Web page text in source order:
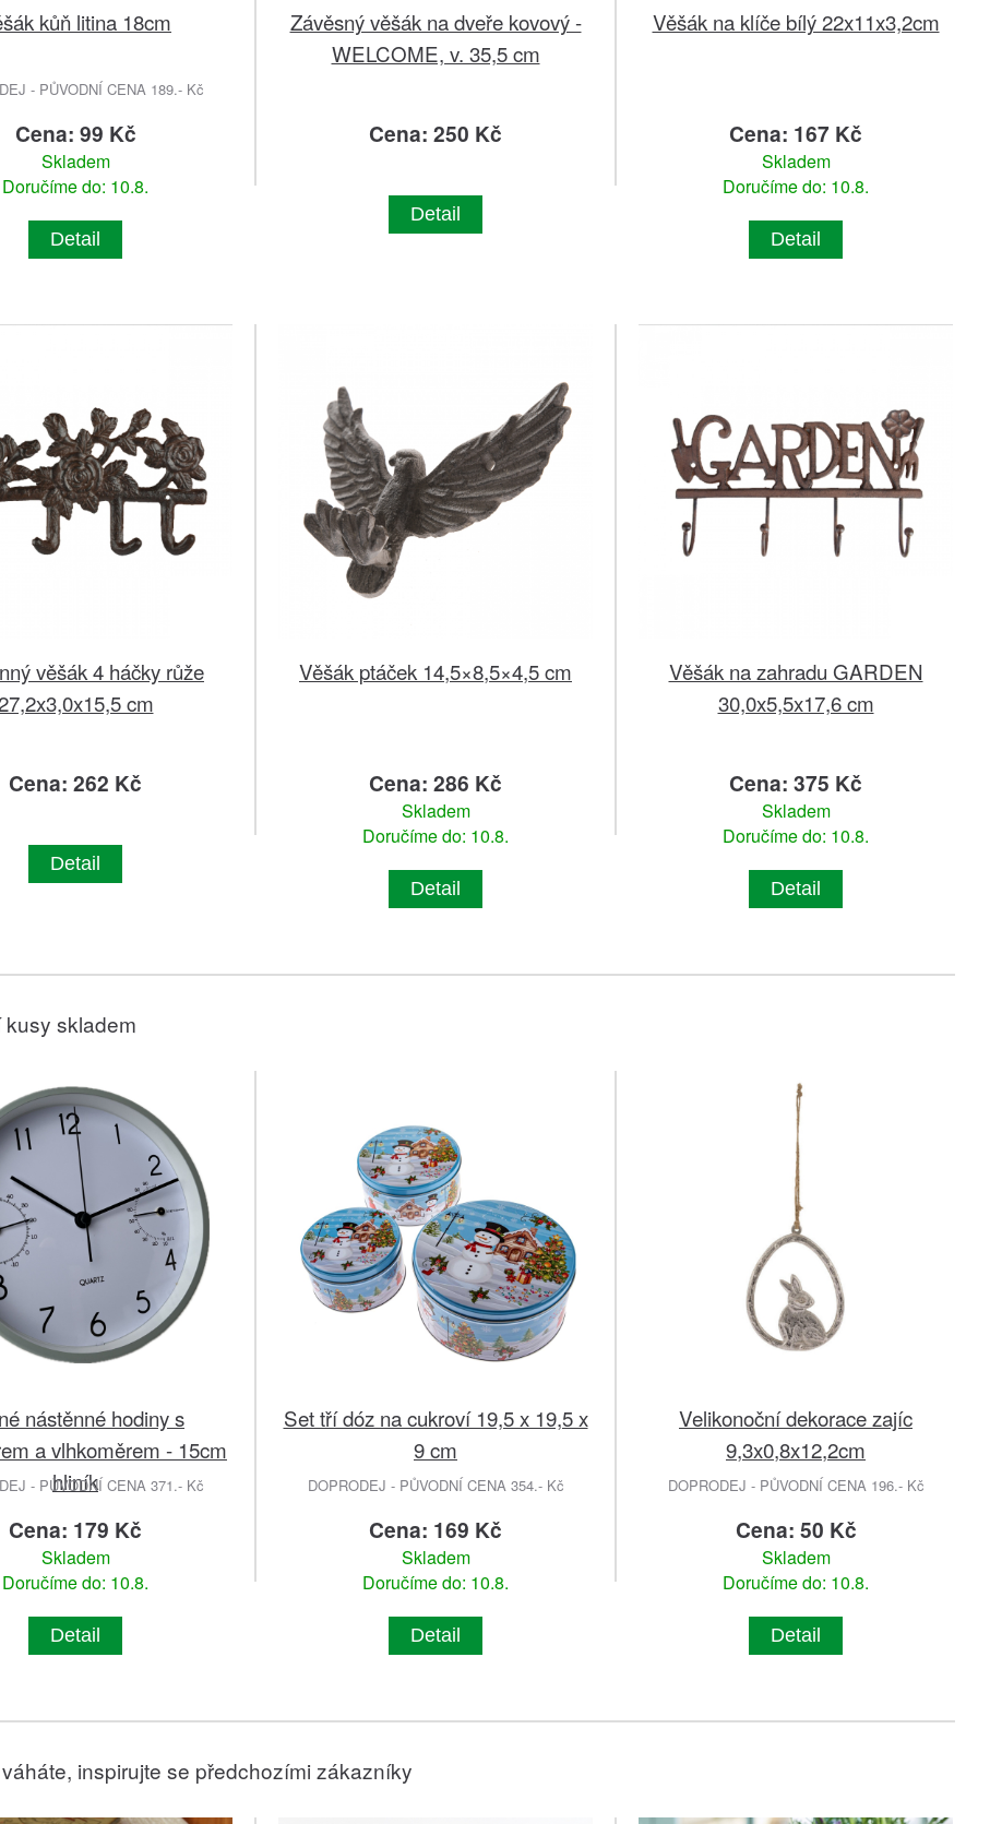
kůň litina 18cm
- PŮVODNÍ CENA 189.- Kč
Cena: 99 Kč
Skladem
Doručíme do: 10.8.
Detail
Závěsný věšák na dveře kovový -
WELCOME, v. 35,5 cm
Cena: 250 Kč
Detail
Věšák na klíče bílý 22x11x3,2cm
Cena: 167 Kč
Skladem
Doručíme do: 10.8.
Detail
věšák 4 háčky růže
cm
Cena: 262 Kč
Detail
Věšák ptáček 14,5×8,5×4,5 cm
Cena: 286 Kč
Skladem
Doručíme do: 10.8.
Detail
Věšák na zahradu GARDEN
30,0x5,5x17,6 cm
Cena: 375 Kč
Skladem
Doručíme do: 10.8.
Detail
skladem
nástěnné hodiny s
a vlhkoměrem - 15cm
hliník
- PŮVODNÍ CENA 371.- Kč
Cena: 179 Kč
Skladem
Doručíme do: 10.8.
Detail
Set tří dóz na cukroví 19,5 x 19,5 x
9 cm
DOPRODEJ - PŮVODNÍ CENA 354.- Kč
Cena: 169 Kč
Skladem
Doručíme do: 10.8.
Detail
Velikonoční dekorace zajíc
9,3x0,8x12,2cm
DOPRODEJ - PŮVODNÍ CENA 196.- Kč
Cena: 50 Kč
Skladem
Doručíme do: 10.8.
Detail
inspirujte se předchozími zákazníky